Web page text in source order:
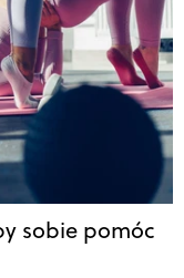
sobie pomóc